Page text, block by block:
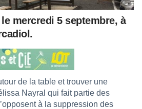
mercredi 5 septembre, à
de la table et trouver une
Nayral qui fait partie des
à la suppression des